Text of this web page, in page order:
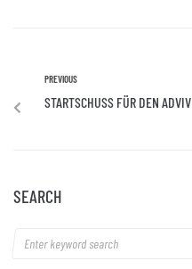
PREVIOUS
STARTSCHUSS FÜR DEN
SEARCH